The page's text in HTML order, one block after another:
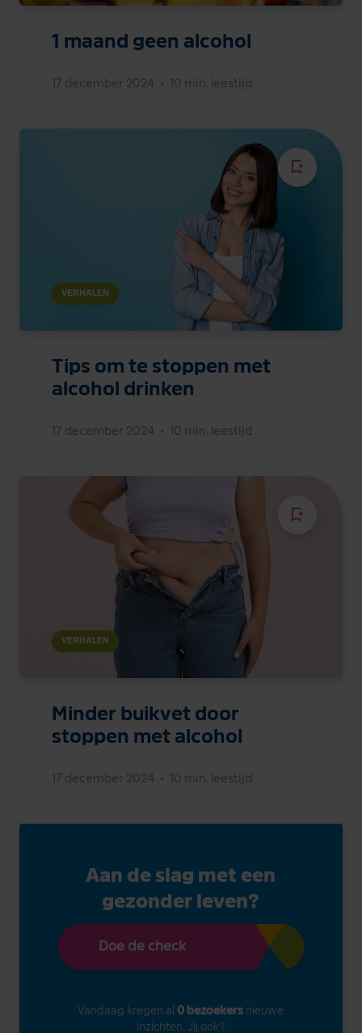
1 maand geen alcohol
17 december 2024 • 10 min. leestijd
VERHALEN
Tips om te stoppen met
alcohol drinken
17 december 2024 • 10 min. leestijd
VERHALEN
Minder buikvet door
stoppen met alcohol
17 december 2024 • 10 min. leestijd
Aan de slag met een
gezonder leven?
Doe de check
Vandaag kregen al 0 bezoekers nieuwe
inzichten. Jij ook?